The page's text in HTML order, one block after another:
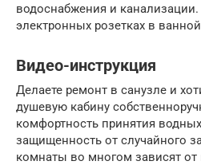
водоснабжения и
электронных розетках в
Видео-инструкция
Делаете ремонт в санузле и
душевую кабину
комфортность принятия
защищенность от случайного
комнаты во многом зависят от